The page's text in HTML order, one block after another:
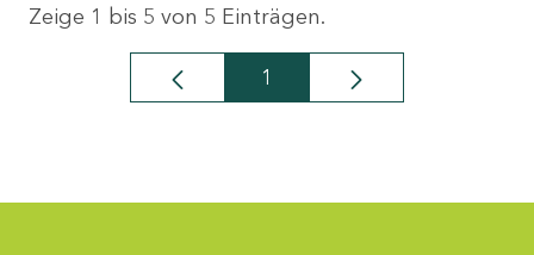
Zeige 1 bis 5 von 5 Einträgen.
Seite
1